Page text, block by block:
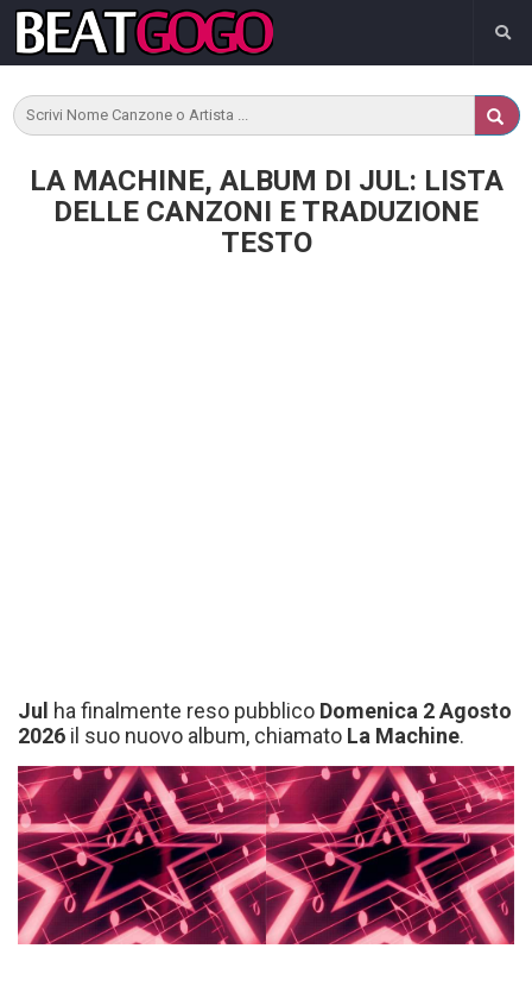
LA MACHINE, ALBUM DI JUL: LISTA
DELLE CANZONI E TRADUZIONE
TESTO
Jul ha finalmente reso pubblico Domenica 2 Agosto
2026 il suo nuovo album, chiamato La Machine.